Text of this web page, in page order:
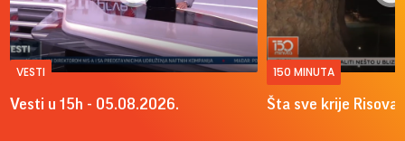
VESTI
Vesti u 15h - 05.08.2026.
150 MINUTA
Šta sve krije